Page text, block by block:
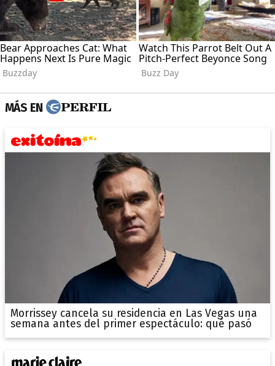
MÁS EN
Morrissey cancela su residencia en Las Vegas una
semana antes del primer espectáculo: qué pasó